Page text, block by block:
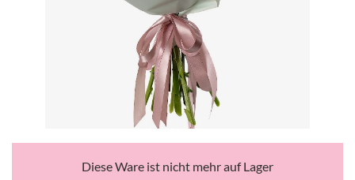
Diese Ware ist nicht mehr auf Lager